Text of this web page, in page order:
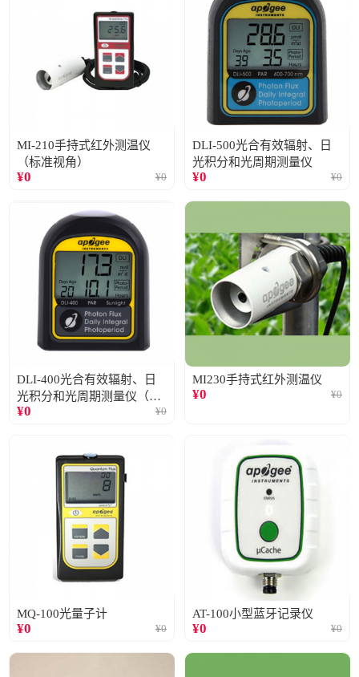
MI-210手持式红外测温仪
（标准视角）
¥0 ¥0
DLI-500光合有效辐射、日
光积分和光周期测量仪
¥0 ¥0
DLI-400光合有效辐射、日
光积分和光周期测量仪（仅
阳光）
¥0 ¥0
MI230手持式红外测温仪
¥0 ¥0
MQ-100光量子计
¥0 ¥0
AT-100小型蓝牙记录仪
¥0 ¥0